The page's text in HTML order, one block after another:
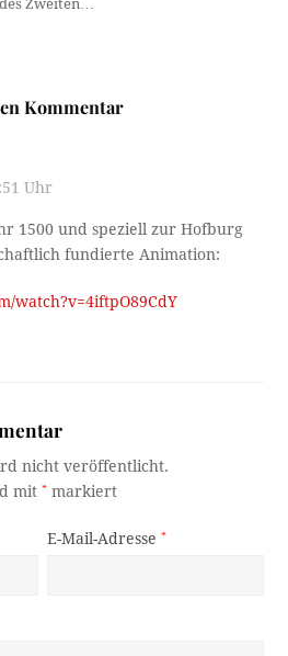
Zweiten…
Kommentar
Uhr
1500 und speziell zur Hofburg
fundierte Animation:
watch?v=4iftpO89CdY
nicht veröffentlicht.
mit* markiert
E-Mail-Adresse*